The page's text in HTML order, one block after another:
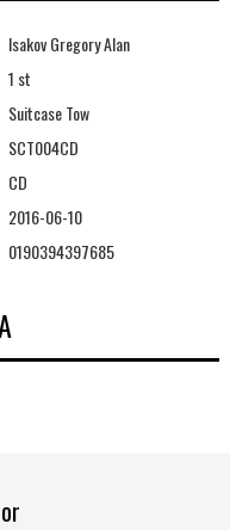
Isakov Gregory Alan
1 st
Suitcase Tow
SCT004CD
CD
2016-06-10
0190394397685